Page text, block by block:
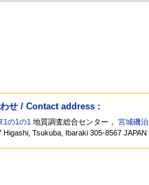
せ / Contact address :
1の1の1 地質調査総合センター，宮城磯治
Higashi, Tsukuba, Ibaraki 305-8567 JAPAN